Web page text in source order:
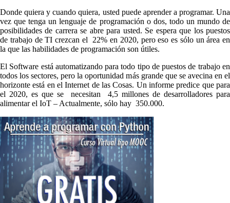
Donde quiera y cuando quiera, usted puede aprender a programar. Una
vez que tenga un lenguaje de programación o dos, todo un mundo de
posibilidades de carrera se abre para usted. Se espera que los puestos
de trabajo de TI crezcan el 22% en 2020, pero eso es sólo un área en
la que las habilidades de programación son útiles.
El Software está automatizando para todo tipo de puestos de trabajo en
todos los sectores, pero la oportunidad más grande que se avecina en el
horizonte está en el Internet de las Cosas. Un informe predice que para
el 2020, es que se necesitan 4,5 millones de desarrolladores para
alimentar el IoT – Actualmente, sólo hay 350.000.